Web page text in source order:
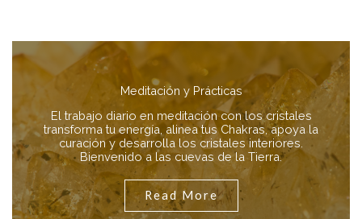
Meditación y Prácticas
El trabajo diario en meditación con los cristales
transforma tu energía, alinea tus Chakras, apoya la
curación y desarrolla los cristales interiores.
Bienvenido a las cuevas de la Tierra.
Read More